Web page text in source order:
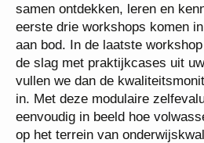
samen ontdekken, leren en
eerste drie workshops komen
aan bod. In de laatste
de slag met praktijkcases uit
vullen we dan de
in. Met deze modulaire
eenvoudig in beeld hoe
op het terrein van